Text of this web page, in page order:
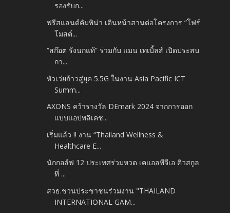
รองรับก...
ฟรีสแลนด์คัมพิน่า เดินหน้าสานต่อโครงการ “โฟร์
โมสต์...
“สก๊อต รังนกแท้” ร่วมกับ แมน เทเบิ้ลส์ เปิดประสบ
กา...
หัวเว่ยก้าวสู่ยุค 5.5G ในงาน Asia Pacific ICT
Summ...
AXONS คว้ารางวัล DEmark 2024 จากการออก
แบบแอปพลิเคช...
เริ่มแล้ว !! งาน “Thailand Wellness &
Healthcare E...
นักกอล์ฟ 12 ประเทศร่วมหวด เคแอลพีจีเอ คิวสกูล
ที่ ...
สวธ.ชวนประชาชนร่วมงาน "THAILAND
INTERNATIONAL GAM...